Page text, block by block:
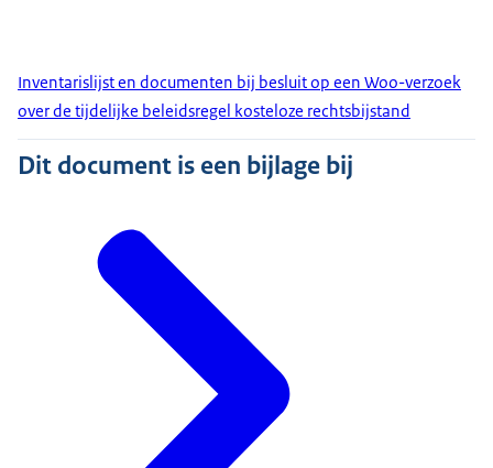
Inventarislijst en documenten bij besluit op een Woo-verzoek
over de tijdelijke beleidsregel kosteloze rechtsbijstand
Dit document is een bijlage bij